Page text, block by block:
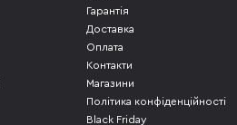
Гарантія
Доставка
Оплата
Контакти
Магазини
Політика конфіденційності
Black Friday